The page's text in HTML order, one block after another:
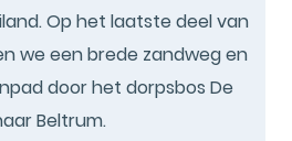
Op het laatste deel van
we een brede zandweg en
door het dorpsbos De
Beltrum.